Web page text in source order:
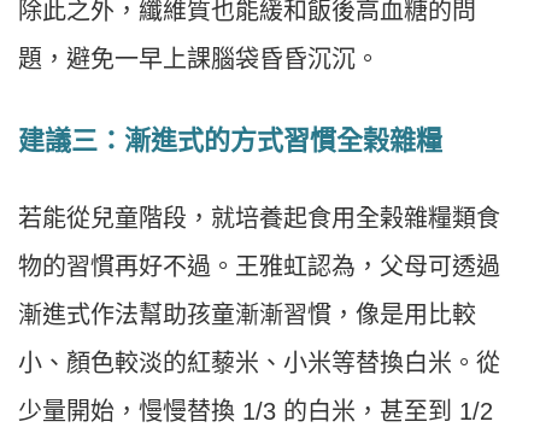
除此之外，纖維質也能緩和飯後高血糖的問
題，避免一早上課腦袋昏昏沉沉。
建議三：漸進式的方式習慣全榖雜糧
若能從兒童階段，就培養起食用全榖雜糧類食
物的習慣再好不過。王雅虹認為，父母可透過
漸進式作法幫助孩童漸漸習慣，像是用比較
小、顏色較淡的紅藜米、小米等替換白米。從
少量開始，慢慢替換 1/3 的白米，甚至到 1/2